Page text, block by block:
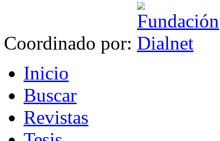
Coordinado por:
Inicio
Buscar
Revistas